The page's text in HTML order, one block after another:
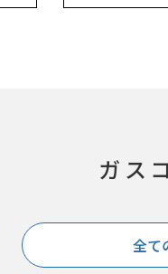
ガス
全て